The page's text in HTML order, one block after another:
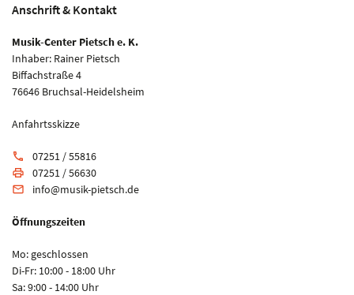
Anschrift & Kontakt
Musik-Center Pietsch e. K.
Inhaber: Rainer Pietsch
Biffachstraße 4
76646 Bruchsal-Heidelsheim
Anfahrtsskizze
phone 07251 / 55816
print 07251 / 56630
email info@musik-pietsch.de
Öffnungszeiten
Mo: geschlossen
Di-Fr: 10:00 - 18:00 Uhr
Sa: 9:00 - 14:00 Uhr